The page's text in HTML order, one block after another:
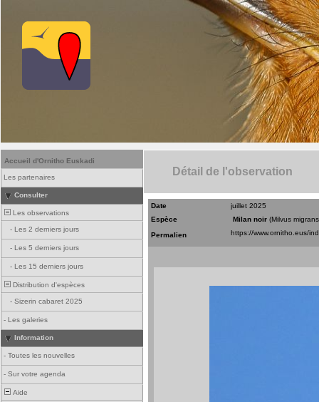
Accueil d'Ornitho Euskadi
Les partenaires
Consulter
Les observations
- Les 2 derniers jours
- Les 5 derniers jours
- Les 15 derniers jours
Distribution d'espèces
- Sizerin cabaret 2025
- Les galeries
Information
- Toutes les nouvelles
- Sur votre agenda
Aide
Détail de l'observation
Date
juillet 2025
Espèce
Milan noir (Milvus
Permalien